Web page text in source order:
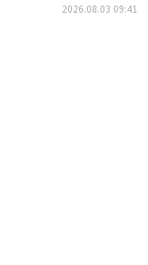
2026.08.03 09:41